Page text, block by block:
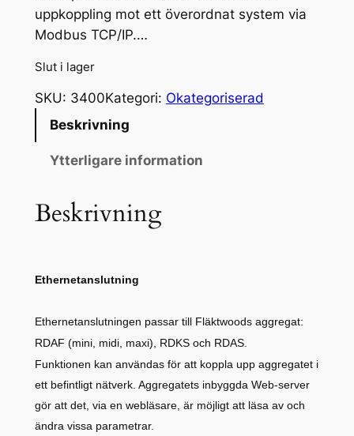
uppkoppling mot ett överordnat system via
Modbus TCP/IP.…
Slut i lager
SKU: 3400Kategori: Okategoriserad
Beskrivning
Ytterligare information
Beskrivning
Ethernetanslutning
Ethernetanslutningen passar till Fläktwoods aggregat:
RDAF (mini, midi, maxi), RDKS och RDAS.
Funktionen kan användas för att koppla upp aggregatet i
ett befintligt nätverk. Aggregatets inbyggda Web-server
gör att det, via en webläsare, är möjligtatt läsa av och
ändra vissa parametrar.